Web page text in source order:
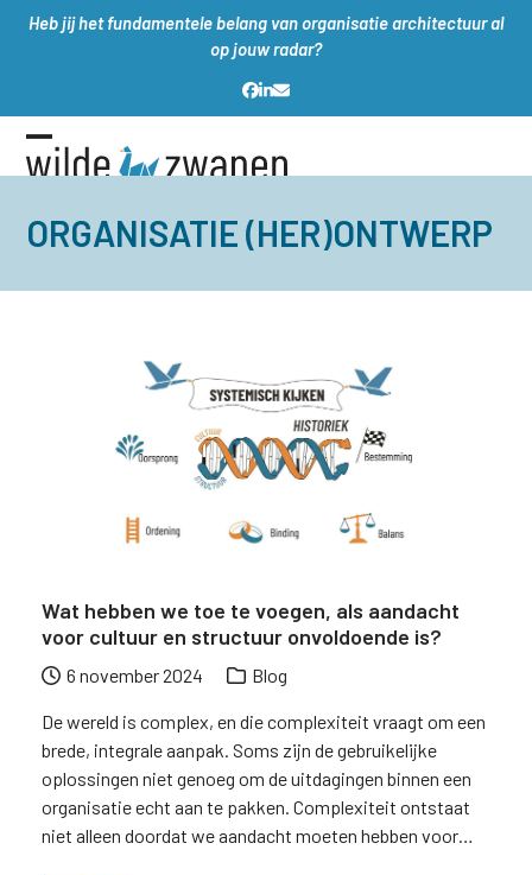
SkipHeb jij het fundamentele belang van organisatie architectuur al
op jouw radar?
Facebook
LinkedIn
E-
mail
Open
menu
Close
menu
ORGANISATIE (HER)ONTWERP
Wat hebben we toe te voegen, als aandacht
voor cultuur en structuur onvoldoende is?
6 november 2024 Blog
De wereld is complex, en die complexiteit vraagt om een
brede, integrale aanpak. Soms zijn de gebruikelijke
oplossingen niet genoeg om de uitdagingen binnen een
organisatie echt aan te pakken. Complexiteit ontstaat
niet alleen doordat we aandacht moeten hebben voor…